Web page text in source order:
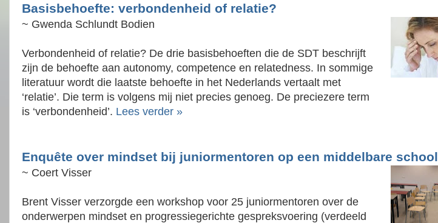
Basisbehoefte: verbondenheid of relatie?
~ Gwenda Schlundt Bodien
Verbondenheid of relatie? De drie basisbehoeften die de SDT beschrijft
zijn de behoefte aan autonomy, competence en relatedness. In sommige
literatuur wordt die laatste behoefte in het Nederlands vertaalt met
‘relatie’. Die term is volgens mij niet precies genoeg. De preciezere term
is ‘verbondenheid’. Lees verder »
Enquête over mindset bij juniormentoren op een middelbare school
~ Coert Visser
Brent Visser verzorgde een workshop voor 25 juniormentoren over de
onderwerpen mindset en progressiegerichte gespreksvoering (verdeeld